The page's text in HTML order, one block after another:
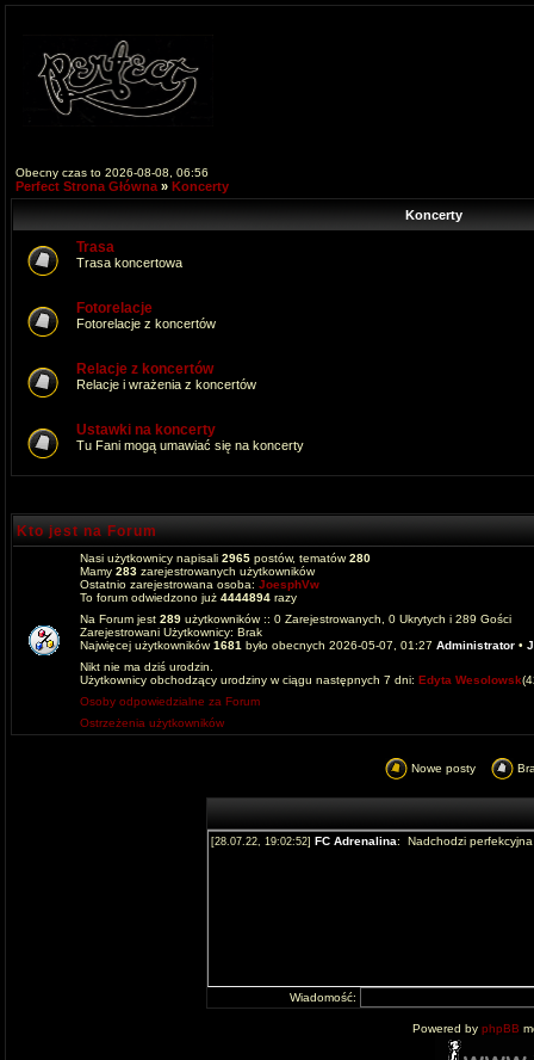
Obecny czas to 2026-08-08, 06:56
Perfect Strona Główna » Koncerty
Koncerty
Trasa
Trasa koncertowa
Fotorelacje
Fotorelacje z koncertów
Relacje z koncertów
Relacje i wrażenia z koncertów
Ustawki na koncerty
Tu Fani mogą umawiać się na koncerty
Kto jest na Forum
Nasi użytkownicy napisali 2965 postów, tematów280
Mamy 283 zarejestrowanych użytkowników
Ostatnio zarejestrowana osoba: JoesphVw
To forum odwiedzono już 4444894 razy
Na Forum jest 289 użytkowników :: 0 Zarejestrowanych, 0 Ukrytych i 289 Gości
Zarejestrowani Użytkownicy: Brak
Najwięcej użytkowników1681 było obecnych 2026-05-07, 01:27 Administrator •
Nikt nie ma dziś urodzin.
Użytkownicy obchodzący urodziny w ciągu następnych 7 dni: Edyta Wesolowsk
Osoby odpowiedzialne za Forum
Ostrzeżenia użytkowników
Nowe posty
Wiadomość:
Powered by phpBB